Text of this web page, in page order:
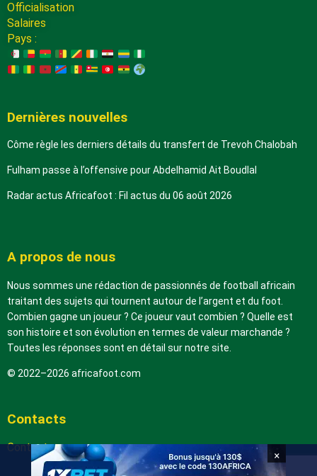
Officialisation
Salaires
Pays :
Dernières nouvelles
Côme règle les derniers détails du transfert de Trevoh Chalobah
Fulham passe à l’offensive pour Abdelhamid Ait Boudlal
Radar actus Africafoot : Fil actus du 06 août 2026
A propos de nous
Nous sommes une rédaction de passionnés de football africain
traitant des sujets qui tournent autour de l’argent et du foot.
Combien gagne un joueur ? Ce joueur vaut combien ? Quelle est
son histoire et son évolution en termes de valeur marchande ?
Toutes les réponses sont en détail sur notre site.
© 2022–2026 africafoot.com
Contacts
Contactez-nous ×